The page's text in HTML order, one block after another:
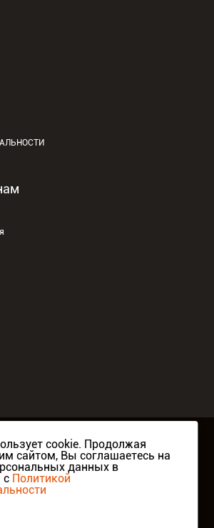
сайте espguitars.ru,
характер и ни
публичной офертой.
защищены.
дистрибьютор
cookie. Продолжая
сайтом, Вы соглашаетесь на
данных в
с Политикой